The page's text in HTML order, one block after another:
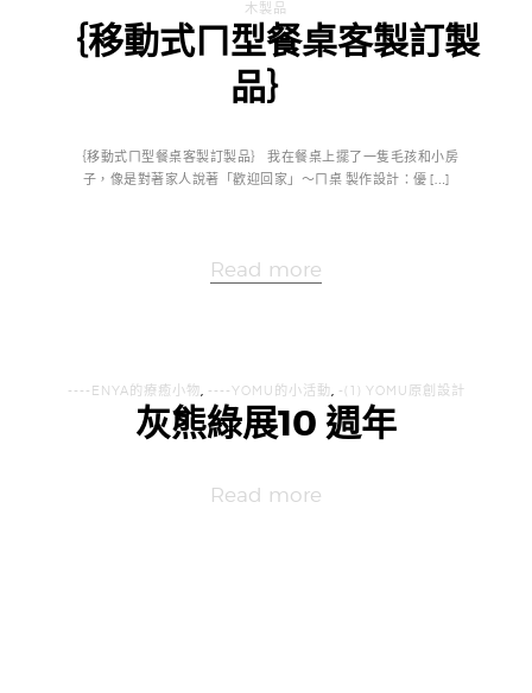
木製品
｛移動式ㄇ型餐桌客製訂製
品｝
｛移動式ㄇ型餐桌客製訂製品｝ 我在餐桌上擺了一隻毛孩和小房
子，像是對著家人說著「歡迎回家」～ㄇ桌 製作設計：優 […]
Read more
----ENYA的療癒小物, ----YOMU的小活動, -(1) YOMU原創設計
灰熊綠展10 週年
Read more